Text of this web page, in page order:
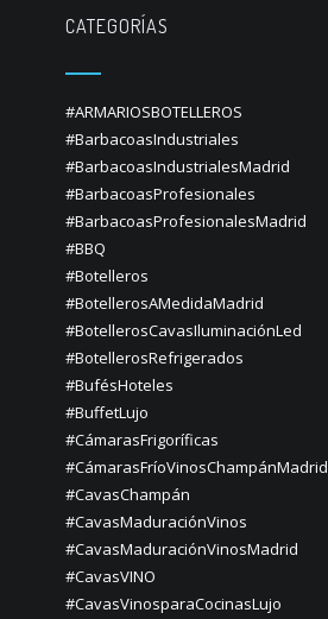
CATEGORÍAS
#ARMARIOSBOTELLEROS
#BarbacoasIndustriales
#BarbacoasIndustrialesMadrid
#BarbacoasProfesionales
#BarbacoasProfesionalesMadrid
#BBQ
#Botelleros
#BotellerosAMedidaMadrid
#BotellerosCavasIluminaciónLed
#BotellerosRefrigerados
#BufésHoteles
#BuffetLujo
#CámarasFrigoríficas
#CámarasFríoVinosChampánMadrid
#CavasChampán
#CavasMaduraciónVinos
#CavasMaduraciónVinosMadrid
#CavasVINO
#CavasVinosparaCocinasLujo